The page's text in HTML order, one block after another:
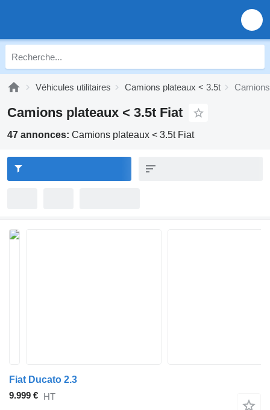
Véhicules utilitaires Camions plateaux < 3.5t
Camions plateaux < 3.5t Fiat
47 annonces: Camions plateaux < 3.5t Fiat
Fiat Ducato 2.3
9.999 € HT